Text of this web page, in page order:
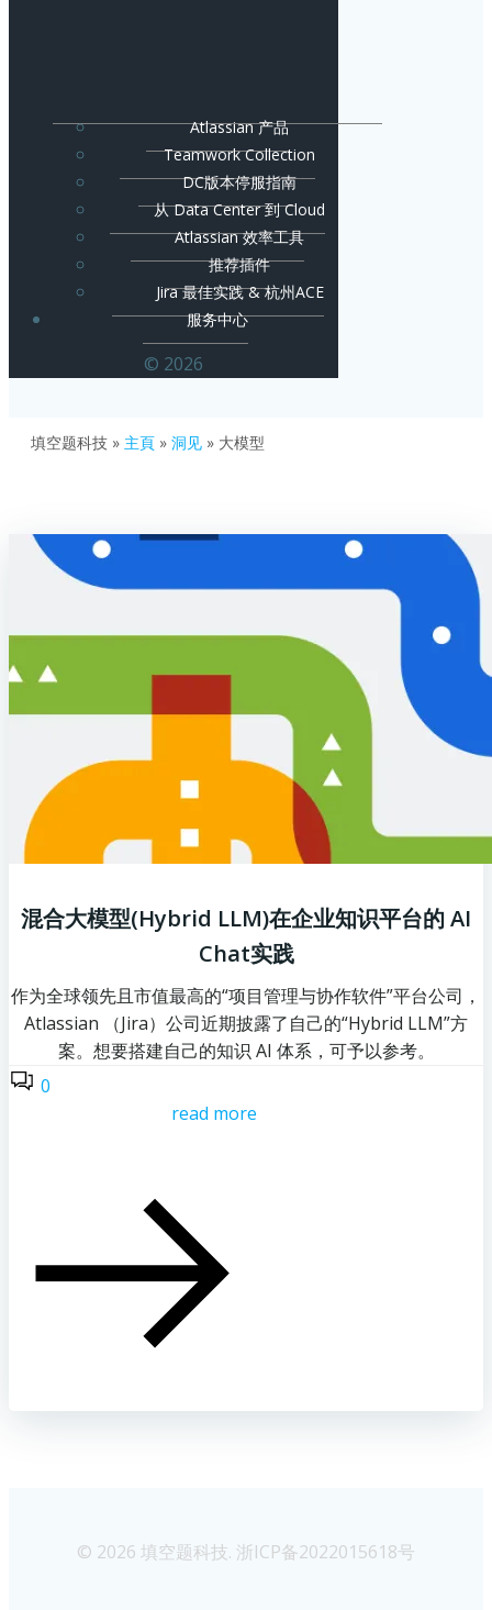
Atlassian 产品
Teamwork Collection
DC版本停服指南
从 Data Center 到 Cloud
Atlassian 效率工具
推荐插件
Jira 最佳实践 & 杭州ACE
服务中心
© 2026
填空题科技 » 主頁 » 洞见 » 大模型
混合大模型(Hybrid LLM)在企业知识平台的 AI
Chat实践
作为全球领先且市值最高的“项目管理与协作软件”平台公司，
Atlassian （Jira）公司近期披露了自己的“Hybrid LLM”方
案。想要搭建自己的知识 AI 体系，可予以参考。
0
read more
© 2026 填空题科技. 浙ICP备2022015618号